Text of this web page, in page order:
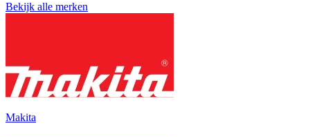
Bekijk alle merken
Makita